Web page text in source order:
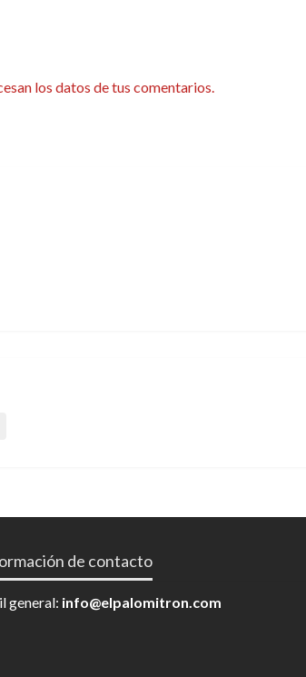
los datos de tus comentarios.
de contacto
general: info@elpalomitron.com